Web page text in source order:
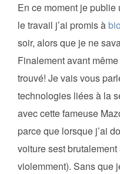
En ce moment je publie
le travail j’ai promis à
soir, alors que je ne
Finalement avant
trouvé! Je vais vous
technologies liées à la
avec cette fameuse
parce que lorsque j’ai
voiture sest
violemment). Sans que